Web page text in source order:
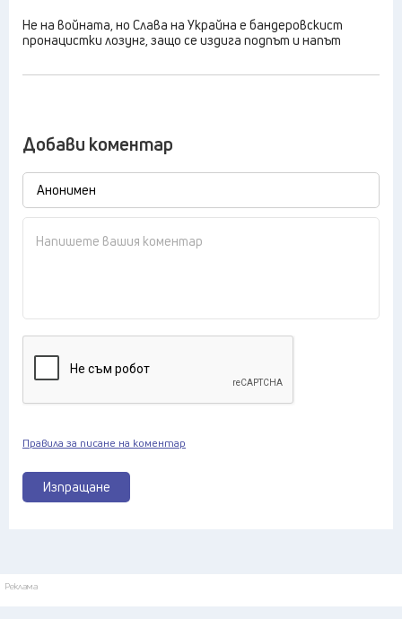
Не на войната, но Слава на Украйна е бандеровскист
пронацистки лозунг, защо се издига подпът и напът
Добави коментар
Изпращане
Правила за писане на коментар
Реклама